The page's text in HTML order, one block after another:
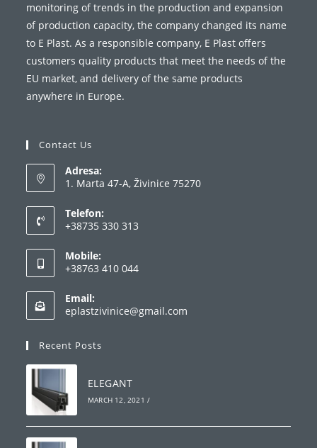
monitoring of trends in the production and expansion
of production capacity, the company changed its name
to E Plast. As a responsible company, E Plast offers
customers quality products that meet the needs of the
EU market, and delivery of the same products
anywhere in Europe.
Contact Us
Adresa:
1. Marta 47-A, Živinice 75270
Telefon:
+38735 330 313
in
your
application
Mobile:
+38763 410 044
in
your
Email:
eplastzivinice@gmail.com
Recent Posts
ELEGANT
MARCH 12, 2021 /